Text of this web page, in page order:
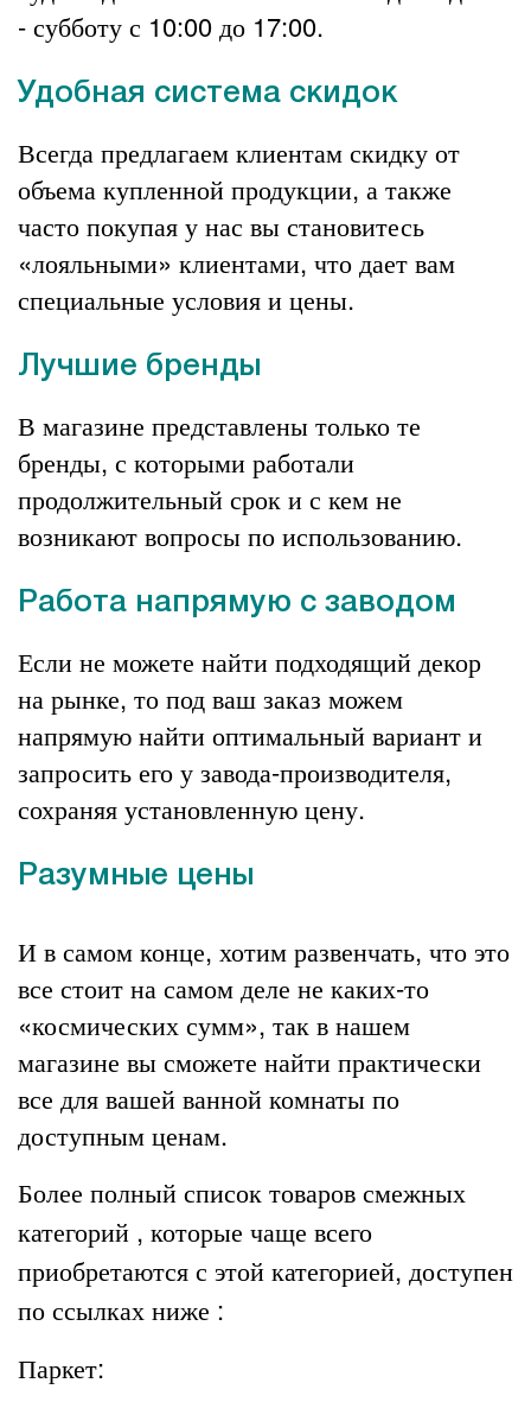
- субботу с 10:00 до 17:00.
Удобная система скидок
Всегда предлагаем клиентам скидку от
объема купленной продукции, а также
часто покупая у нас вы становитесь
«лояльными» клиентами, что дает вам
специальные условия и цены.
Лучшие бренды
В магазине представлены только те
бренды, с которыми работали
продолжительный срок и с кем не
возникают вопросы по использованию.
Работа напрямую с заводом
Если не можете найти подходящий декор
на рынке, то под ваш заказ можем
напрямую найти оптимальный вариант и
запросить его у завода-производителя,
сохраняя установленную цену.
Разумные цены
И в самом конце, хотим развенчать, что это
все стоит на самом деле не каких-то
«космических сумм», так в нашем
магазине вы сможете найти практически
все для вашей ванной комнаты по
доступным ценам.
Более полный список товаров смежных
категорий , которые чаще всего
приобретаются с этой категорией, доступен
по ссылках ниже :
Паркет: